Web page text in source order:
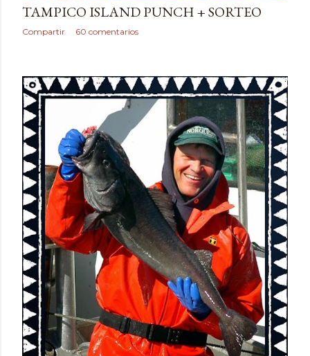
TAMPICO ISLAND PUNCH + SORTEO
Compartir 60 comentarios